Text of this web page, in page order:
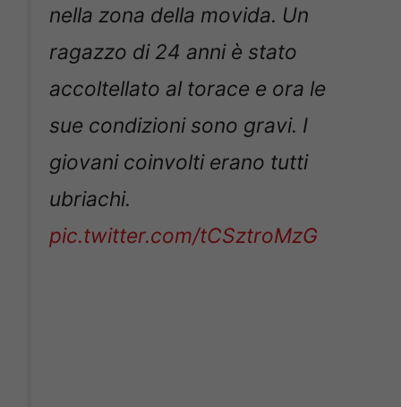
nella zona della movida. Un
ragazzo di 24 anni è stato
accoltellato al torace e ora le
sue condizioni sono gravi. I
giovani coinvolti erano tutti
ubriachi.
pic.twitter.com/tCSztroMzG